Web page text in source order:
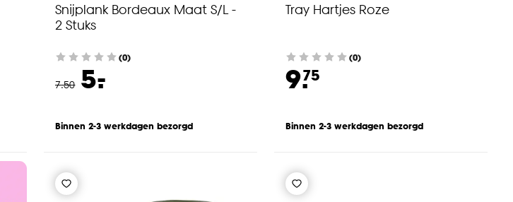
Snijplank Bordeaux Maat S/L -
2 Stuks
(0)
7.50 5.
-
Binnen 2-3 werkdagen bezorgd
Tray Hartjes Roze
(0)
9.75
Binnen 2-3 werkdagen bezorgd